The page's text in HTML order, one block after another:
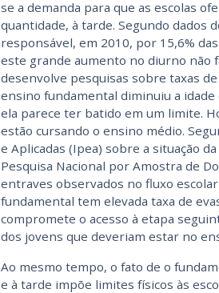
se a demanda para que as escolas
quantidade, à tarde. Segundo dados
responsável, em 2010, por 15,6%
este grande aumento no diurno não
desenvolve pesquisas sobre taxas
ensino fundamental diminuiu a
ela parece ter batido em um limite.
estão cursando o ensino médio.
e Aplicadas (Ipea) sobre a situação
Pesquisa Nacional por Amostra de
entraves observados no fluxo
fundamental tem elevada taxa de
compromete o acesso à etapa
dos jovens que deveriam estar no
Ao mesmo tempo, o fato de o
e à tarde impõe limites físicos às